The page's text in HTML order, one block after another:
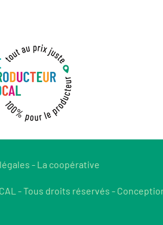
- La coopérative
- Tous droits réservés -